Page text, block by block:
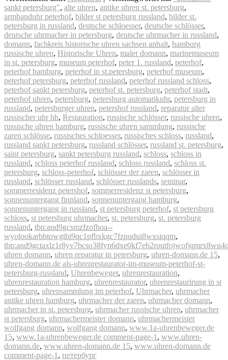
sankt petersburg", alte uhren, antike uhren st. petersburg,
armbanduhr peterhof, bilder st petersburg russland, bilder st.
petersburg in russland, deutsche schloesser, deutsche schlösser,
deutsche uhrmacher in petersburg, deutsche uhrmacher in russland,
domann, fachkreis historische uhren sachsen anhalt, hamburg
russische uhren, Historische Uhren, maler domann, marinemuseum
in st. petersburg, museum peterhof, peter 1. russland, peterhof,
peterhof hamburg, peterhof in st.petersburg, peterhof museum,
peterhof petersburg, peterhof russland, peterhof russland schloss,
peterhof sankt petersburg, peterhof st. petersburg, peterhof stadt,
peterhof uhren, petersburg, petersburg automatikuhr, petersburg in
russland, petersburger uhren, petershof russland, reparatur alter
russischer uhr hh, Restauration, russische schlösser, russische uhren,
russische uhren hamburg, russische uhren sammlung, russische
zaren schlösse, russisches schloesser, russisches schloss, russland,
russland sankt petersburg, russland schlösser, russland st. petersburg,
saint petersburg, sankt petersburg russland, schloss, schloss in
russland, schloss peterhof russland, schloss russland, schloss st.
petersburg, schloss-peterhof, schlösser der zaren, schlösser in
russland, schlösser russland, schlösser russlands, seminar,
sommerresidenz petershof, sommerresidenz st petersburg,
sonnenuntergang finnland, sonnenuntergang hamburg,
sonnenuntergang in russland, st petersburg peterhof, st petersburg
schloss, st petersburg uhrmacher, st. petersburg, st. petersburg
russland, tbn:and9gcsmzfzofhoa--
wyolookarbbtowgtbi9qc1pfbxkgc7fzpudui8wxsiqqm,
uhren domann, uhren reparatur in petersburg, uhren-domann.de 15,
uhren-domann.de als-uhrenrestaurator-im-museum-peterhof-st-
petersburg-russland, Uhrenbeweger, uhrenrestauration,
uhrenrestauration hamburg, uhrenrestaurator, uhrenrestaurirung in st
petersburg, uhrensammlung im peterhof, Uhrmacher, uhrmacher
antike uhren hamburg, uhrmacher der zaren, uhrmacher domann,
uhrmacher in st. petersburg, uhrmacher russische uhren, uhrmacher
st petersburg, uhrmachermeister domann, uhrmachermeister
wolfgang domann, wolfgang domann, www.1a-uhrenbeweger.de
15, www.1a-uhrenbeweger.de comment-page-1 , www.uhren-
domann.de, www.uhren-domann.de 15, www.uhren-domann.de
comment-page-1 , петербург